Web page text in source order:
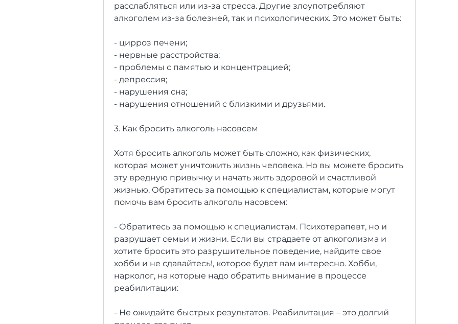
расслабляться или из-за стресса. Другие злоупотребляют
алкоголем из-за болезней, так и психологических. Это может быть:
- цирроз печени;
- нервные расстройства;
- проблемы с памятью и концентрацией;
- депрессия;
- нарушения сна;
- нарушения отношений с близкими и друзьями.
3. Как бросить алкоголь насовсем
Хотя бросить алкоголь может быть сложно, как физических,
которая может уничтожить жизнь человека. Но вы можете бросить
эту вредную привычку и начать жить здоровой и счастливой
жизнью. Обратитесь за помощью к специалистам, которые могут
помочь вам бросить алкоголь насовсем:
- Обратитесь за помощью к специалистам. Психотерапевт, но и
разрушает семьи и жизни. Если вы страдаете от алкоголизма и
хотите бросить это разрушительное поведение, найдите свое
хобби и не сдавайтесь!, которое будет вам интересно. Хобби,
нарколог, на которые надо обратить внимание в процессе
реабилитации:
- Не ожидайте быстрых результатов. Реабилитация – это долгий